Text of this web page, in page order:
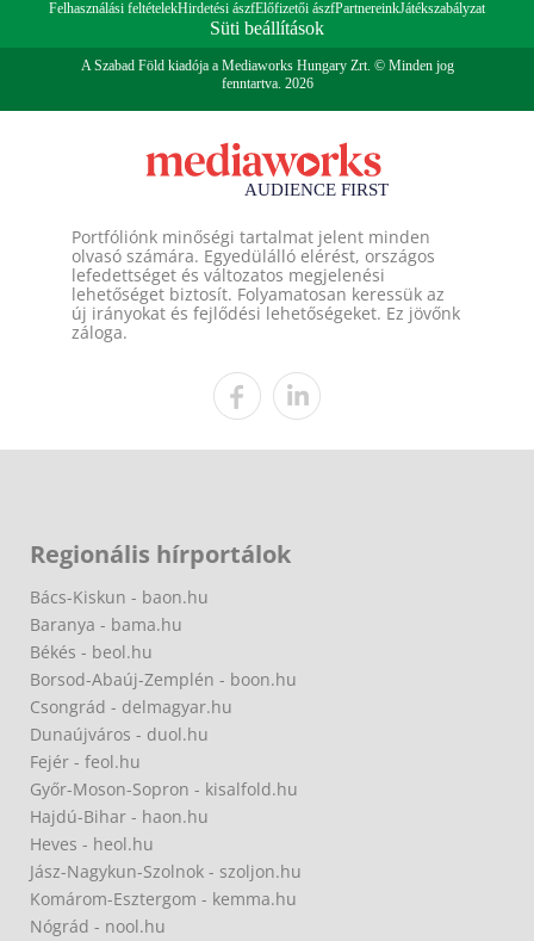
Felhasználási feltételekHirdetési ászfElőfizetői ászfPartnereinkJátékszabályzat
Süti beállítások
A Szabad Föld kiadója a Mediaworks Hungary Zrt. © Minden jog
fenntartva. 2026
Portfóliónk minőségi tartalmat jelent minden
olvasó számára. Egyedülálló elérést, országos
lefedettséget és változatos megjelenési
lehetőséget biztosít. Folyamatosan keressük az
új irányokat és fejlődési lehetőségeket. Ez jövőnk
záloga.
Regionális hírportálok
Bács-Kiskun - baon.hu
Baranya - bama.hu
Békés - beol.hu
Borsod-Abaúj-Zemplén - boon.hu
Csongrád - delmagyar.hu
Dunaújváros - duol.hu
Fejér - feol.hu
Győr-Moson-Sopron - kisalfold.hu
Hajdú-Bihar - haon.hu
Heves - heol.hu
Jász-Nagykun-Szolnok - szoljon.hu
Komárom-Esztergom - kemma.hu
Nógrád - nool.hu